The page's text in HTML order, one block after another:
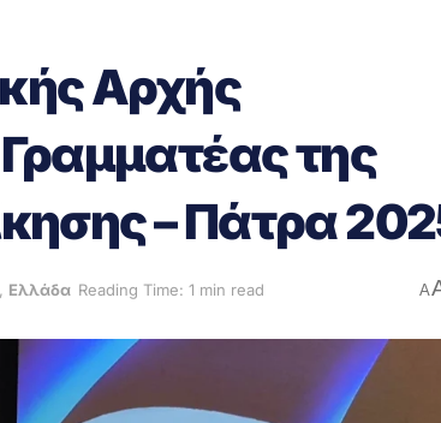
Αρχής
της
– Πάτρα
, Ελλάδα Reading Time: 1 min read A